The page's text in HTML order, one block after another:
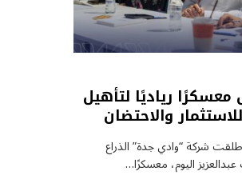
رياديًا لتأهيل
07 أغسطس 2026 أطلقت شركة “وادي جدة” الذراع
اليوم، معسكرًا…